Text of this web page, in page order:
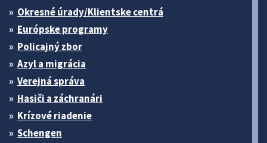
Okresné úrady/Klientske centrá
Európske programy
Policajný zbor
Azyl a migrácia
Verejná správa
Hasiči a záchranári
Krízové riadenie
Schengen